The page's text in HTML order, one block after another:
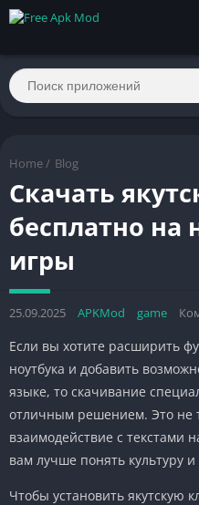
Home / Blog
Скачать
бесплатно на
игры
25.09.2025 APKMod game
Если вы хотите расширить
ноутбука и добавить
языке, то скачивание
отличным решением. Это не
взаимодействие с текстами
вам лучше понять культуру
Чтобы установить якутскую